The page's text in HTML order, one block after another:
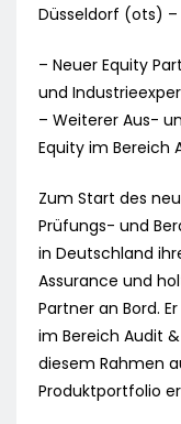
Düsseldorf (ots) –
– Neuer Equity
und
– Weiterer Aus-
Equity im Bereich
Zum Start des
Prüfungs- und
in Deutschland
Assurance und
Partner an Bord.
im Bereich Audit
diesem Rahmen
Produktportfolio